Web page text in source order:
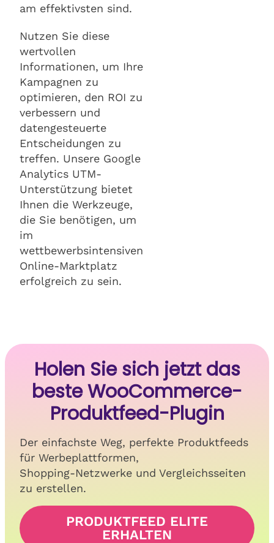
am effektivsten sind.
Nutzen Sie diese
wertvollen
Informationen, um Ihre
Kampagnen zu
optimieren, den ROI zu
verbessern und
datengesteuerte
Entscheidungen zu
treffen. Unsere Google
Analytics UTM-
Unterstützung bietet
Ihnen die Werkzeuge,
die Sie benötigen, um
im
wettbewerbsintensiven
Online-Marktplatz
erfolgreich zu sein.
Holen Sie sich jetzt das
beste WooCommerce-
Produktfeed-Plugin
Der einfachste Weg, perfekte Produktfeeds
für Werbeplattformen,
Shopping-Netzwerke und Vergleichsseiten
zu erstellen.
PRODUKTFEED ELITE
ERHALTEN